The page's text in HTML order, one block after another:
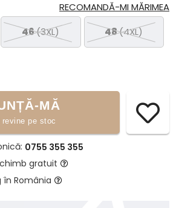
RECOMANDĂ-MI MĂRIMEA
46(3XL) 48(4XL)
MĂ
revine pe stoc
0755 355 355
gratuit
România